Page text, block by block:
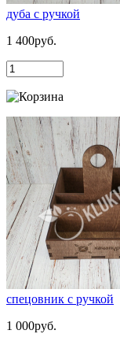
дуба с ручкой
1 400руб.
спецовник с ручкой
1 000руб.